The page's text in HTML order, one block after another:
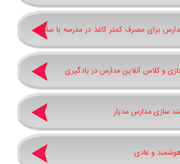
برای مصرف کمتر کاغذ در مدرسه با سامانه
و کلاس آنلاین مدارس در یادگیری
سازی مدارس مدیار
و عادی